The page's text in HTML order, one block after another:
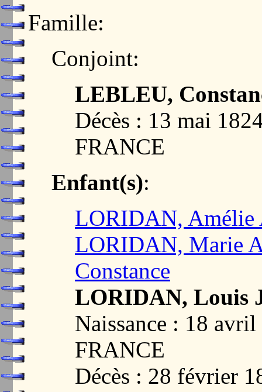
Famille:
Conjoint:
LEBLEU,
Décès : 13 mai
FRANCE
Enfant(s):
LORIDAN, Amélie
LORIDAN, Marie
Constance
LORIDAN, Louis
Naissance : 18
FRANCE
Décès : 28 février